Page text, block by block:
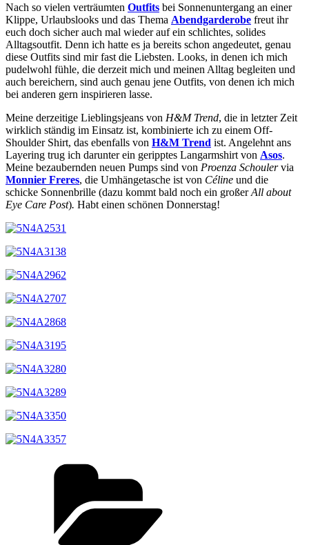
Nach so vielen verträumten Outfits bei Sonnenuntergang an einer
Klippe, Urlaubslooks und das Thema Abendgarderobe freut ihr
euch doch sicher auch mal wieder auf ein schlichtes, solides
Alltagsoutfit. Denn ich hatte es ja bereits schon angedeutet, genau
diese Outfits sind mir fast die Liebsten. Looks, in denen ich mich
pudelwohl fühle, die derzeit mich und meinen Alltag begleiten und
auch bereichern, sind auch genau jene Outfits, von denen ich mich
bei anderen gern inspirieren lasse.
Meine derzeitige Lieblingsjeans von H&M Trend, die in letzter Zeit
wirklich ständig im Einsatz ist, kombinierte ich zu einem Off-
Shoulder Shirt, das ebenfalls von H&M Trend ist. Angelehnt ans
Layering trug ich darunter ein geripptes Langarmshirt von Asos.
Meine bezaubernden neuen Pumps sind von Proenza Schoulervia
Monnier Freres, die Umhängetasche ist von Céline und die
schicke Sonnenbrille (dazu kommt bald noch ein großerAll about
Eye Care Post). Habt einen schönen Donnerstag!